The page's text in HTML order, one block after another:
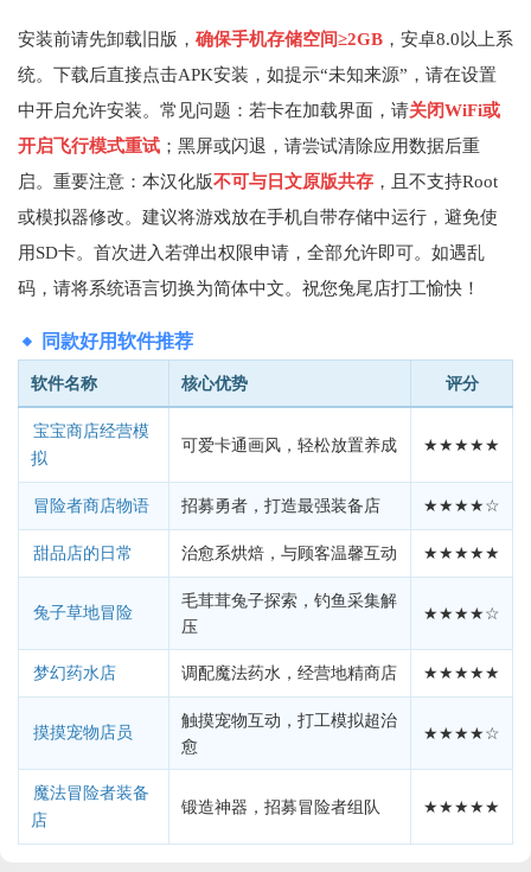
安装前请先卸载旧版， 确保手机存储空间≥2GB ，安卓8.0以上系
统。下载后直接点击APK安装，如提示“未知来源”，请在设置
中开启允许安装。常见问题：若卡在加载界面，请关闭WiFi或
开启飞行模式重试 ；黑屏或闪退，请尝试清除应用数据后重
启。重要注意：本汉化版不可与日文原版共存 ，且不支持Root
或模拟器修改。建议将游戏放在手机自带存储中运行，避免使
用SD卡。首次进入若弹出权限申请，全部允许即可。如遇乱
码，请将系统语言切换为简体中文。祝您兔尾店打工愉快！
同款好用软件推荐
软件名称 核心优势 评分
宝宝商店经营模
拟
可爱卡通画风，轻松放置养成 ★★★★★
冒险者商店物语 招募勇者，打造最强装备店 ★★★★☆
甜品店的日常 治愈系烘焙，与顾客温馨互动 ★★★★★
兔子草地冒险
毛茸茸兔子探索，钓鱼采集解
压
★★★★☆
梦幻药水店 调配魔法药水，经营地精商店 ★★★★★
摸摸宠物店员
触摸宠物互动，打工模拟超治
愈
★★★★☆
魔法冒险者装备
店
锻造神器，招募冒险者组队 ★★★★★